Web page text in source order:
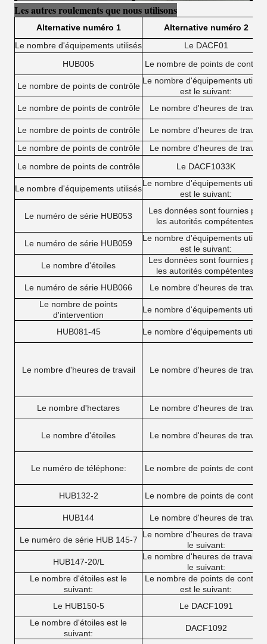
Les autres roulements que nous utilisons
Alternative numéro 1
Alternative numéro 2
Le nombre d'équipements utilisés
Le DACF01
HUB005
Le nombre de points de contrôle
Le nombre de points de contrôle
Le nombre d'équipements
est le suivant:
Le nombre de points de contrôle
Le nombre d'heures de travail
Le nombre de points de contrôle
Le nombre d'heures de travail
Le nombre de points de contrôle
Le nombre d'heures de travail
Le nombre de points de contrôle
Le DACF1033K
Le nombre d'équipements utilisés
Le nombre d'équipements
est le suivant:
Le numéro de série HUB053
Les données sont fournies par
les autorités compétentes.
Le numéro de série HUB059
Le nombre d'équipements
est le suivant:
Le nombre d'étoiles
Les données sont fournies par
les autorités compétentes.
Le numéro de série HUB066
Le nombre d'heures de travail
Le nombre de points
d'intervention
Le nombre d'équipements
HUB081-45 Le nombre d'équipements
Le nombre d'heures de travail Le nombre d'heures de travail
Le nombre d'hectares Le nombre d'heures de travail
Le nombre d'étoiles Le nombre d'heures de travail
Le numéro de téléphone: Le nombre de points de contrôle
HUB132-2 Le nombre de points de contrôle
HUB144 Le nombre d'heures de travail
Le numéro de série HUB 145-7
Le nombre d'heures de travail
le suivant:
HUB147-20/L
Le nombre d'heures de travail
le suivant:
Le nombre d'étoiles est le
suivant:
Le nombre de points de contrôle
est le suivant:
Le HUB150-5
Le DACF1091
Le nombre d'étoiles est le
suivant:
DACF1092